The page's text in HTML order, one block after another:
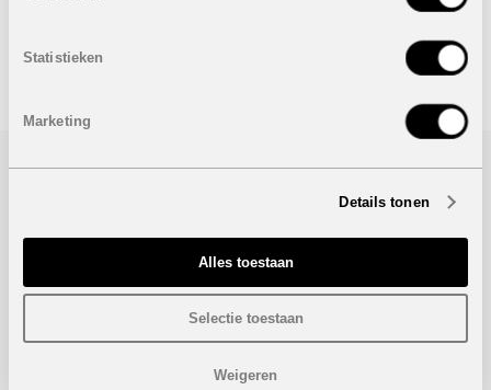
Statistieken
Marketing
Details tonen
Alles toestaan
Selectie toestaan
Weigeren
STUUR NAAR EEN VRIEND
Wenst u meer informatie over dit project, gelieve dan dit
formulier in te vullen. Wij houden u zo snel mogelijk op de